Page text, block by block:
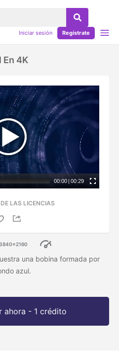
Iniciar sesión Regístrate
En 4K
00:00 | 00:29
LAS LICENCIAS
una bobina formada por
azul.
ahora - 1 crédito